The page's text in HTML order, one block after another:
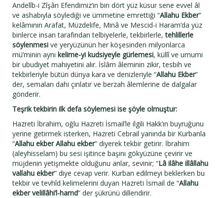
Andelîb-i Zîşân Efendimiz’in bin dört yüz küsur sene evvel âl
ve ashabıyla söylediği ve ümmetine emrettiği “Allahu Ekber”
kelâmının Arafat, Müzdelife, Minâ ve Mescid-i Haram’da yüz
binlerce insan tarafından telbiyelerle, tekbirlerle,tehlillerle
söylenmesi ve yeryüzünün her köşesinden milyonlarca
mü’minin aynı kelime-yi kudsiyeyle gürlemesi, küllî ve umumi
bir ubudiyet mahiyetini alır. İslâm âleminin zikir, tesbih ve
tekbirleriyle bütün dünya kara ve denizleriyle “Allahu Ekber”
der, semaları dahi çınlatır ve berzah âlemlerine de dalgalar
gönderir.
Teşrik tekbirin ilk defa söylemesi ise şöyle olmuştur:
Hazreti İbrahim, oğlu Hazreti İsmail’le ilgili Hakk’ın buyruğunu
yerine getirmek isterken, Hazreti Cebrail yanında bir Kurbanla
“Allahu ekber Allahu ekber” diyerek tekbir getirir. İbrahim
(aleyhisselam) bu sesi işitince başını gökyüzüne çevirir ve
müjdenin yetişmekte olduğunu anlar, sevinir; “Lâ ilâhe illâllahu
vallahu ekber” diye cevap verir. Kurban edilmeyi beklerken bu
tekbir ve tevhîd kelimelerini duyan Hazreti İsmail de “Allahu
ekber velillâhi’l-hamd” der şükrünü dillendirir.